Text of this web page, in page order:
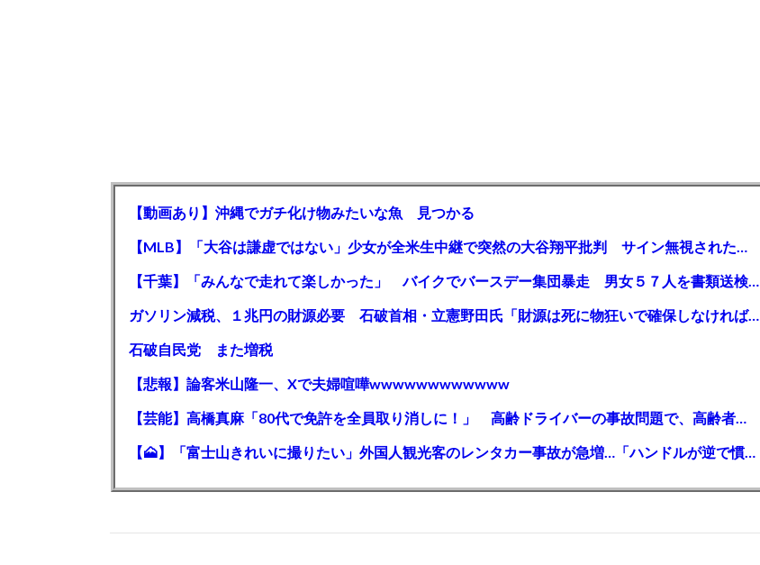
【動画あり】沖縄でガチ化け物みたいな魚 見つかる
【MLB】「大谷は謙虚ではない」少女が全米生中継で突然の大谷翔平批判 サイン無視された過去明かす
【千葉】「みんなで走れて楽しかった」 バイクでバースデー集団暴走 男女５７人を書類送検 SNSで参加者募る
ガソリン減税、１兆円の財源必要 石破首相・立憲野田氏「財源は死に物狂いで確保しなければならない」「本当に死に物狂いで」
石破自民党 また増税
【悲報】論客米山隆一、Xで夫婦喧嘩wwwwwwwwwwww
【芸能】高橋真麻「80代で免許を全員取り消しに！」 高齢ドライバーの事故問題で、高齢者の運転免許取り消し法を提案
【🗻】「富士山きれいに撮りたい」外国人観光客のレンタカー事故が急増…「ハンドルが逆で慣れず」、道の狭さも